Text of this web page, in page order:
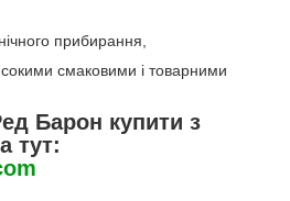
прибирання,
смаковими і товарними
Барон купити з
тут: